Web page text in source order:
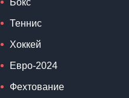
Бокс
Теннис
Хоккей
Евро-2024
Фехтование